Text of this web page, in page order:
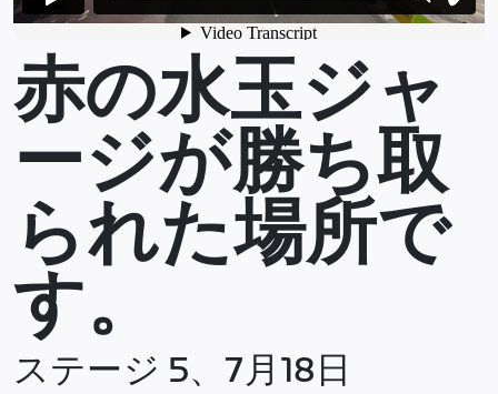
赤の水玉ジャ
ージが勝ち取
られた場所で
す。
ステージ 5、7月18日